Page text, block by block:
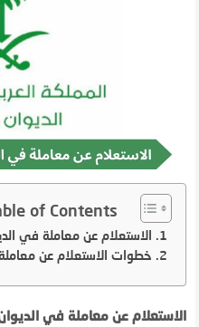
of Contents
الاستعلام عن معاملة في
خطوات الاستعلام عن
الاستعلام عن معاملة في